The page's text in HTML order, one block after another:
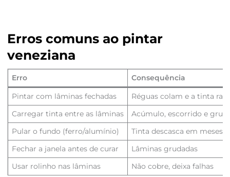
Erros comuns ao pintar
veneziana
Erro Consequência
Pintar com lâminas fechadas Réguas colam e a tinta
Carregar tinta entre as lâminas Acúmulo, escorrido e
Pular o fundo (ferro/alumínio) Tinta descasca em meses
Fechar a janela antes de curar Lâminas grudadas
Usar rolinho nas lâminas Não cobre, deixa falhas